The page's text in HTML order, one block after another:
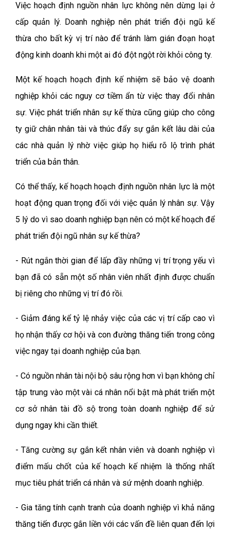
Việc hoạch định nguồn nhân lực không nên dừng lại ở
cấp quản lý. Doanh nghiệp nên phát triển đội ngũ kế
thừa cho bất kỳ vị trí nào để tránh làm gián đoạn hoạt
động kinh doanh khi một ai đó đột ngột rời khỏi công ty.
Một kế hoạch hoạch định kế nhiệm sẽ bảo vệ doanh
nghiệp khỏi các nguy cơ tiềm ẩn từ việc thay đổi nhân
sự. Việc phát triển nhân sự kế thừa cũng giúp cho công
ty giữ chân nhân tài và thúc đẩy sự gắn kết lâu dài của
các nhà quản lý nhờ việc giúp họ hiểu rõ lộ trình phát
triển của bản thân.
Có thể thấy, kế hoạch hoạch định nguồn nhân lực là một
hoạt động quan trọng đối với việc quản lý nhân sự. Vậy
5 lý do vì sao doanh nghiệp bạn nên có một kế hoạch để
phát triển đội ngũ nhân sự kế thừa?
- Rút ngắn thời gian để lấp đầy những vị trí trọng yếu vì
bạn đã có sẵn một số nhân viên nhất định được chuẩn
bị riêng cho những vị trí đó rồi.
- Giảm đáng kể tỷ lệ nhảy việc của các vị trí cấp cao vì
họ nhận thấy cơ hội và con đường thăng tiến trong công
việc ngay tại doanh nghiệp của bạn.
- Có nguồn nhân tài nội bộ sâu rộng hơn vì bạn không chỉ
tập trung vào một vài cá nhân nổi bật mà phát triển một
cơ sở nhân tài đồ sộ trong toàn doanh nghiệp để sử
dụng ngay khi cần thiết.
- Tăng cường sự gắn kết nhân viên và doanh nghiệp vì
điểm mấu chốt của kế hoạch kế nhiệm là thống nhất
mục tiêu phát triển cá nhân và sứ mệnh doanh nghiệp.
- Gia tăng tính cạnh tranh của doanh nghiệp vì khả năng
thăng tiến được gắn liền với các vấn đề liên quan đến lợi